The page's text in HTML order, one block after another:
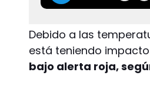
Debido a las
está teniendo
bajo alerta roja,